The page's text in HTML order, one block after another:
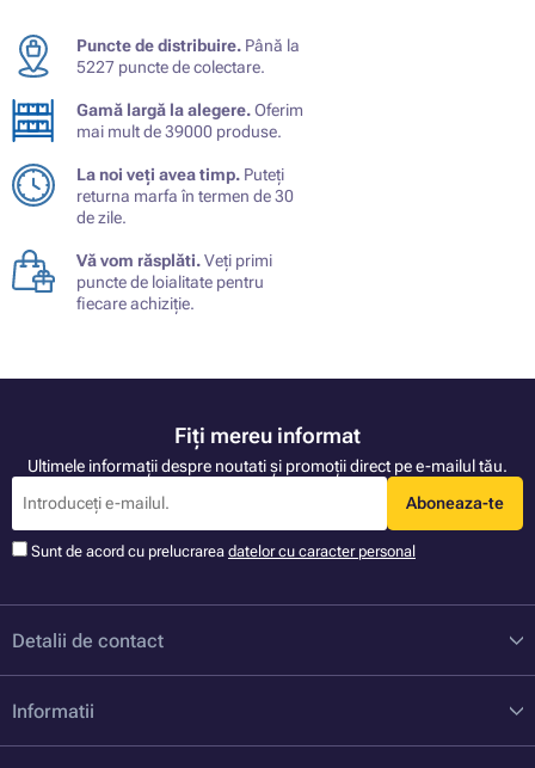
Puncte de distribuire. Până la
5227 puncte de colectare.
Gamă largă la alegere.Oferim
mai mult de 39000 produse.
La noi veți avea timp. Puteți
returna marfa în termen de 30
de zile.
Vă vom răsplăti.Veți primi
puncte de loialitate pentru
fiecare achiziție.
Fiți mereu informat
Ultimele informații despre noutati și promoții direct pe e-mailul tău.
Aboneaza-te
Sunt de acord cu prelucrarea datelor cu caracter personal
Detalii de contact
Informatii